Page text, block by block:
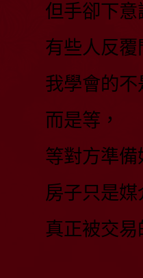
但手卻下
有些人反
我學會的
而是等，
等對方準
房子只是媒
真正被交